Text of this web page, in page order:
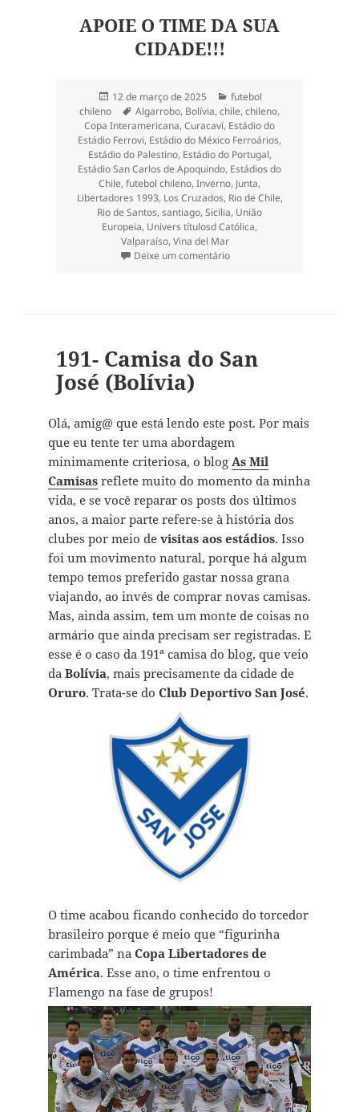
APOIE O TIME DA SUA
CIDADE!!!
Publicado
em
12 de março de 2025 Categorias
futebol
chileno
Tags
Algarrobo, Bolívia, chile, chileno,
Copa Interamericana, Curacaví, Estádio do
Estádio Ferrovi, Estádio do México Ferroários,
Estádio do Palestino, Estádio do Portugal,
Estádio San Carlos de Apoquindo, Estádios do
Chile, futebol chileno, Inverno, Junta,
Libertadores 1993, Los Cruzados, Rio de Chile,
Rio de Santos, santiago, Sicília, União
Europeia, Univers títulosd Católica,
Valparaíso, Vina del Mar
Deixe um comentárioem O Estádio San Carlos de
191- Camisa do San
José (Bolívia)
Olá, amig@ que está lendo este post. Por mais
que eu tente ter uma abordagem
minimamente criteriosa, o blog As Mil
Camisasreflete muito do momento da minha
vida, e se você reparar os posts dos últimos
anos, a maior parte refere-se à história dos
clubes por meio de visitas aos estádios. Isso
foi um movimento natural, porque há algum
tempo temos preferido gastar nossa grana
viajando, ao invés de comprar novas camisas.
Mas, ainda assim, tem um monte de coisas no
armário que ainda precisam ser registradas. E
esse é o caso da 191ª camisa do blog, que veio
da Bolívia, mais precisamente da cidade de
Oruro. Trata-se do Club Deportivo San José.
O time acabou ficando conhecido do torcedor
brasileiro porque é meio que “figurinha
carimbada” na Copa Libertadores de
América. Esse ano, o time enfrentou o
Flamengo na fase de grupos!